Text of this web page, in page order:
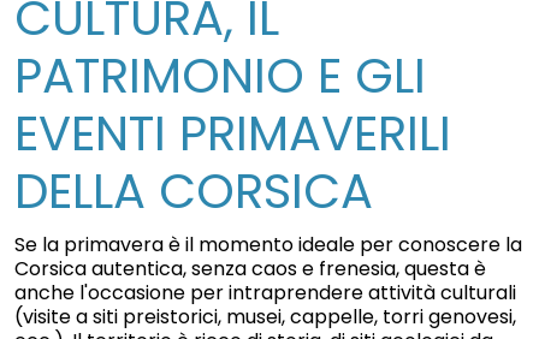
CULTURA, IL
PATRIMONIO E GLI
EVENTI PRIMAVERILI
DELLA CORSICA
Se la primavera è il momento ideale per conoscere la
Corsica autentica, senza caos e frenesia, questa è
anche l'occasione per intraprendere attività culturali
(visite a siti preistorici, musei, cappelle, torri genovesi,